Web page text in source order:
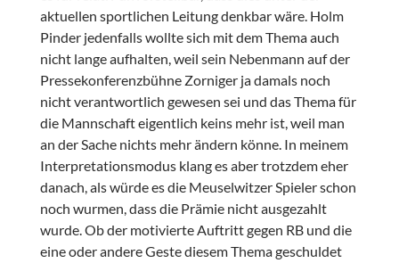
aktuellen sportlichen Leitung denkbar wäre. Holm
Pinder jedenfalls wollte sich mit dem Thema auch
nicht lange aufhalten, weil sein Nebenmann auf der
Pressekonferenzbühne Zorniger ja damals noch
nicht verantwortlich gewesen sei und das Thema für
die Mannschaft eigentlich keins mehr ist, weil man
an der Sache nichts mehr ändern könne. In meinem
Interpretationsmodus klang es aber trotzdem eher
danach, als würde es die Meuselwitzer Spieler schon
noch wurmen, dass die Prämie nicht ausgezahlt
wurde. Ob der motivierte Auftritt gegen RB und die
eine oder andere Geste diesem Thema geschuldet